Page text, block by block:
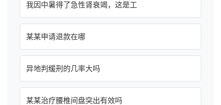
我因中暑得了急性肾衰竭，这是工
某某申请退款在哪
异地判缓刑的几率大吗
某某治疗腰椎间盘突出有效吗